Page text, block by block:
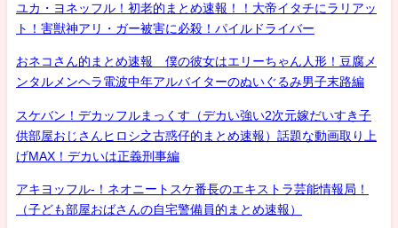
ユカ・ヨネッフル！初老的まとめ速報！！大帝イタチにラリアッ
ト！害獣神アリ・ガー被害に必殺！パイルドライバー
おネコさん的まとめ速報 僕の彼女はエリーちゃん人形！豆腐メ
ンタルメンヘラ電波中年アルバイターのぬいぐるみ男子末路編
スケバン！デカッフルまっくす（デカい強い2次元嫁だいすき子
供部屋おじさんヒロシ之古惑仔的まとめ速報）話題な動画取り上
げMAX！デカいは正義刑事編
アキヨッフル-！ネオニートスケ番長のエキストラ芸能情報局！
（子ども部屋おばさんの自宅警備員的まとめ速報）